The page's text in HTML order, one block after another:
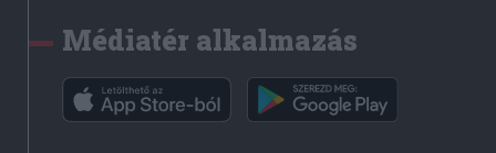
Médiatér alkalmazás